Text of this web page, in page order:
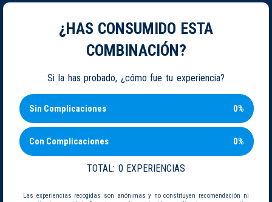
¿HAS CONSUMIDO ESTA
COMBINACIÓN?
Si la has probado, ¿cómo fue tu experiencia?
Sin Complicaciones 0%
Con Complicaciones 0%
TOTAL: 0 EXPERIENCIAS
Las experiencias recogidas son anónimas y no constituyen recomendación ni